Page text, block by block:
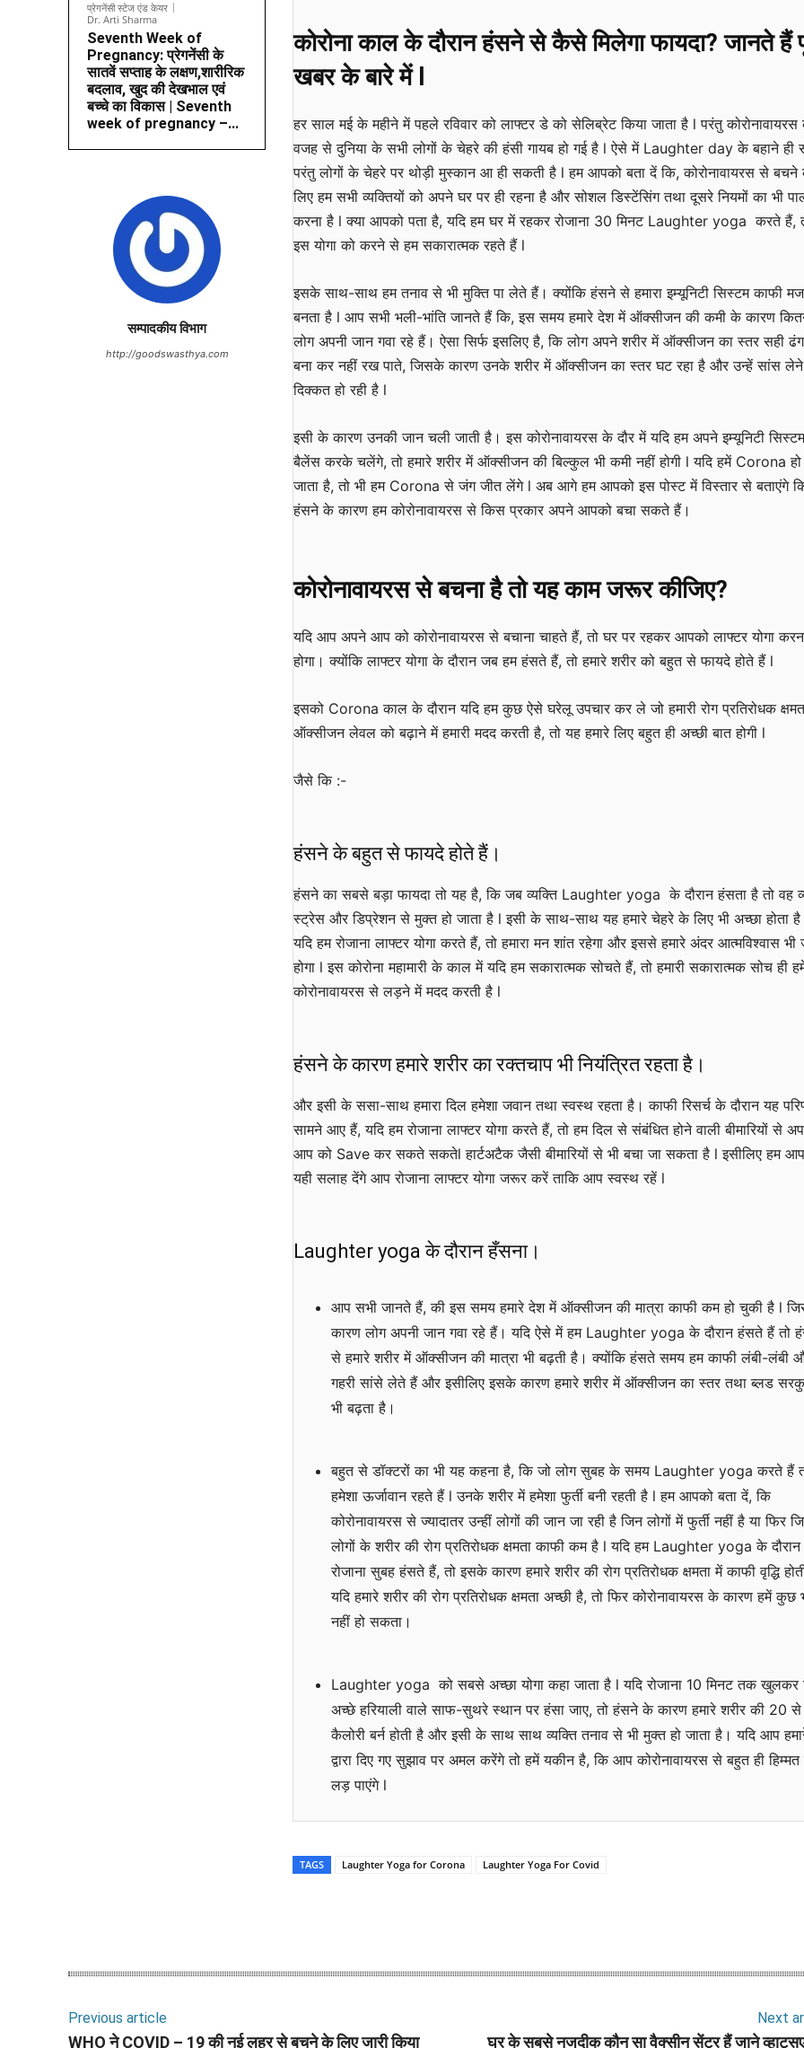
प्रेगनेंसी स्टेज एंड केयर
Dr. Arti Sharma
Seventh Week of
Pregnancy: प्रेगनेंसी के
सातवें सप्ताह के लक्षण,शारीरिक
बदलाव, खुद की देखभाल एवं
बच्चे का विकास | Seventh
week of pregnancy –...
सम्पादकीय विभाग
http://goodswasthya.com
कोरोना काल के दौरान हंसने से कैसे मिलेगा फायदा? जानते हैं
खबर के बारे में
हर साल मई के महीने में पहले रविवार को लाफ्टर डे को सेलिब्रेट किया जाता है l परंतु कोरोनावायरस
वजह से दुनिया के सभी लोगों के चेहरे की हंसी गायब हो गई है l ऐसे में Laughter day के बहाने ही
परंतु लोगों के चेहरे पर थोड़ी मुस्कान आ ही सकती है l हम आपको बता दें कि, कोरोनावायरस से
लिए हम सभी व्यक्तियों को अपने घर पर ही रहना है और सोशल डिस्टेंसिंग तथा दूसरे नियमों का भी
करना है l क्या आपको पता है, यदि हम घर में रहकर रोजाना 30 मिनट Laughter yoga करते हैं,
इस योगा को करने से हम सकारात्मक रहते हैं l
इसके साथ-साथ हम तनाव से भी मुक्ति पा लेते हैं। क्योंकि हंसने से हमारा इम्यूनिटी सिस्टम काफी
बनता है l आप सभी भली-भांति जानते हैं कि, इस समय हमारे देश में ऑक्सीजन की कमी के कारण
लोग अपनी जान गवा रहे हैं। ऐसा सिर्फ इसलिए है, कि लोग अपने शरीर में ऑक्सीजन का स्तर सही
बना कर नहीं रख पाते, जिसके कारण उनके शरीर में ऑक्सीजन का स्तर घट रहा है और उन्हें सांस
दिक्कत हो रही है l
इसी के कारण उनकी जान चली जाती है। इस कोरोनावायरस के दौर में यदि हम अपने इम्यूनिटी
बैलेंस करके चलेंगे, तो हमारे शरीर में ऑक्सीजन की बिल्कुल भी कमी नहीं होगी l यदि हमें Corona हो
जाता है, तो भी हम Corona से जंग जीत लेंगे l अब आगे हम आपको इस पोस्ट में विस्तार से बताएंगे
हंसने के कारण हम कोरोनावायरस से किस प्रकार अपने आपको बचा सकते हैं।
कोरोनावायरस से बचना है तो यह काम जरूर कीजिए?
यदि आप अपने आप को कोरोनावायरस से बचाना चाहते हैं, तो घर पर रहकर आपको लाफ्टर योगा
होगा। क्योंकि लाफ्टर योगा के दौरान जब हम हंसते हैं, तो हमारे शरीर को बहुत से फायदे होते हैं l
इसको Corona काल के दौरान यदि हम कुछ ऐसे घरेलू उपचार कर ले जो हमारी रोग प्रतिरोधक
ऑक्सीजन लेवल को बढ़ाने में हमारी मदद करती है, तो यह हमारे लिए बहुत ही अच्छी बात होगी l
जैसे कि :-
हंसने के बहुत से फायदे होते हैं।
हंसने का सबसे बड़ा फायदा तो यह है, कि जब व्यक्ति Laughter yoga के दौरान हंसता है तो वह
स्ट्रेस और डिप्रेशन से मुक्त हो जाता है l इसी के साथ-साथ यह हमारे चेहरे के लिए भी अच्छा होता
यदि हम रोजाना लाफ्टर योगा करते हैं, तो हमारा मन शांत रहेगा और इससे हमारे अंदर आत्मविश्वास भी
होगा l इस कोरोना महामारी के काल में यदि हम सकारात्मक सोचते हैं, तो हमारी सकारात्मक सोच ही
कोरोनावायरस से लड़ने में मदद करती है l
हंसने के कारण हमारे शरीर का रक्तचाप भी नियंत्रित रहता है।
और इसी के ससा-साथ हमारा दिल हमेशा जवान तथा स्वस्थ रहता है। काफी रिसर्च के दौरान यह
सामने आए हैं, यदि हम रोजाना लाफ्टर योगा करते हैं, तो हम दिल से संबंधित होने वाली बीमारियों से
आप को Save कर सकते सकतेl हार्टअटैक जैसी बीमारियों से भी बचा जा सकता है l इसीलिए हम
यही सलाह देंगे आप रोजाना लाफ्टर योगा जरूर करें ताकि आप स्वस्थ रहें l
Laughter yoga के दौरान हँसना।
आप सभी जानते हैं, की इस समय हमारे देश में ऑक्सीजन की मात्रा काफी कम हो चुकी है l
कारण लोग अपनी जान गवा रहे हैं। यदि ऐसे में हम Laughter yoga के दौरान हंसते हैं तो
से हमारे शरीर में ऑक्सीजन की मात्रा भी बढ़ती है। क्योंकि हंसते समय हम काफी लंबी-लंबी
गहरी सांसे लेते हैं और इसीलिए इसके कारण हमारे शरीर में ऑक्सीजन का स्तर तथा ब्लड
भी बढ़ता है।
बहुत से डॉक्टरों का भी यह कहना है, कि जो लोग सुबह के समय Laughter yoga करते हैं
हमेशा ऊर्जावान रहते हैं l उनके शरीर में हमेशा फुर्ती बनी रहती है l हम आपको बता दें, कि
कोरोनावायरस से ज्यादातर उन्हीं लोगों की जान जा रही है जिन लोगों में फुर्ती नहीं है या फिर
लोगों के शरीर की रोग प्रतिरोधक क्षमता काफी कम है l यदि हम Laughter yoga के दौरान
रोजाना सुबह हंसते हैं, तो इसके कारण हमारे शरीर की रोग प्रतिरोधक क्षमता में काफी वृद्धि
यदि हमारे शरीर की रोग प्रतिरोधक क्षमता अच्छी है, तो फिर कोरोनावायरस के कारण हमें कुछ
नहीं हो सकता।
Laughter yoga को सबसे अच्छा योगा कहा जाता है l यदि रोजाना 10 मिनट तक खुलकर
अच्छे हरियाली वाले साफ-सुथरे स्थान पर हंसा जाए, तो हंसने के कारण हमारे शरीर की 20
कैलोरी बर्न होती है और इसी के साथ साथ व्यक्ति तनाव से भी मुक्त हो जाता है। यदि आप
द्वारा दिए गए सुझाव पर अमल करेंगे तो हमें यकीन है, कि आप कोरोनावायरस से बहुत ही
लड़ पाएंगे l
TAGS Laughter Yoga for Corona Laughter Yoga For Covid
Previous article
WHO ने COVID – 19 की नई लहर से बचने के लिए जारी किया
Next
घर के सबसे नजदीक कौन सा वैक्सीन सेंटर हैं जाने